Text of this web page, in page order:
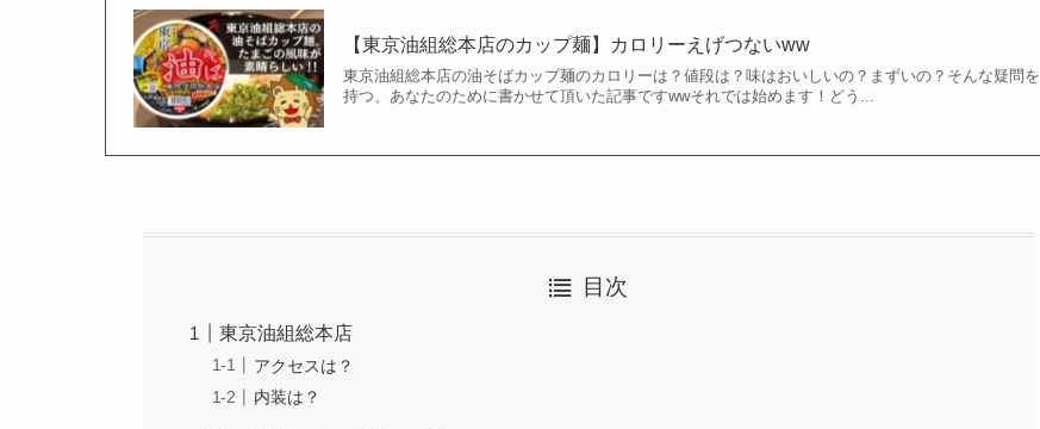
【東京油組総本店のカップ麺】カロリーえげつないww
東京油組総本店の油そばカップ麺のカロリーは？値段は？味はおいしいの？まずいの？そんな疑問を
持つ、あなたのために書かせて頂いた記事ですwwそれでは始めます！どう...
目次
東京油組総本店
アクセスは？
内装は？